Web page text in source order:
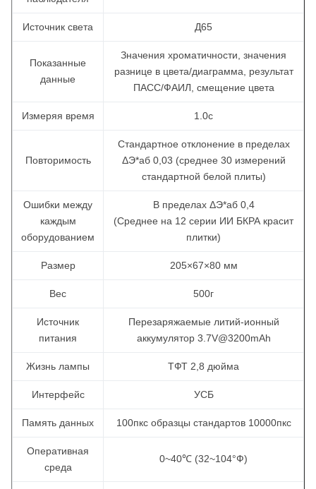
Источник света Д65
Показанные
данные
Значения хроматичности, значения
разнице в цвета/диаграмма, результат
ПАСС/ФАИЛ, смещение цвета
Измеряя время 1.0с
Повторимость
Стандартное отклонение в пределах
ΔЭ*аб 0,03 (среднее 30 измерений
стандартной белой плиты)
Ошибки между
каждым
оборудованием
В пределах ΔЭ*аб 0,4
(Среднее на 12 серии ИИ БКРА красит
плитки)
Размер 205×67×80 мм
Вес 500г
Источник
питания
Перезаряжаемые литий-ионный
аккумулятор 3.7V@3200mAh
Жизнь лампы ТФТ 2,8 дюйма
Интерфейс УСБ
Память данных 100пкс образцы стандартов 10000пкс
Оперативная
среда
0~40℃ (32~104°Ф)